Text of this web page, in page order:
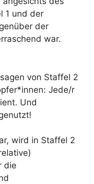
1 und der
der
war.
von Staffel 2
Jede/r
Und
wird in Staffel 2
die